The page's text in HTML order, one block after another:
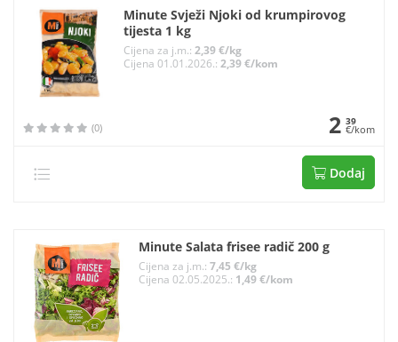
Minute Svježi Njoki od krumpirovog
tijesta 1 kg
Cijena za j.m.: 2,39 €/kg
Cijena 01.01.2026.: 2,39 €/kom
(0) 2 39
€/kom
Dodaj
Minute Salata frisee radič 200 g
Cijena za j.m.: 7,45 €/kg
Cijena 02.05.2025.: 1,49 €/kom